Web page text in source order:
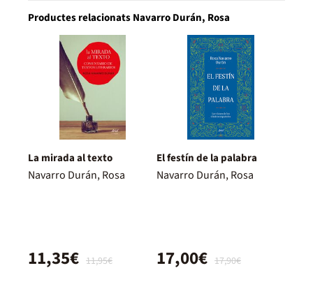
Productes relacionats Navarro Durán, Rosa
La mirada al texto
Navarro Durán, Rosa
11,95€
11,35€
El festín de la palabra
Navarro Durán, Rosa
17,90€
17,00€